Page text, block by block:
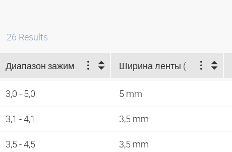
26 Results
Ширина ленты (mm)
3,0 - 5,0 5 mm
3,1 - 4,1 3,5 mm
3,5 - 4,5 3,5 mm